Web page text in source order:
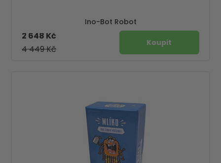
Ino-Bot Robot
4 449 Kč
2 648 Kč